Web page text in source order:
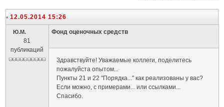
12.05.2014 15:26
Ю.М.
81
публикаций
Фонд оценочных средств
Здравствуйте! Уважаемые коллеги, поделитесь
пожалуйста опытом...
Пункты 21 и 22 "Порядка..." как реализованы у вас?
Если можно, с примерами... или ссылками...
Спасибо.